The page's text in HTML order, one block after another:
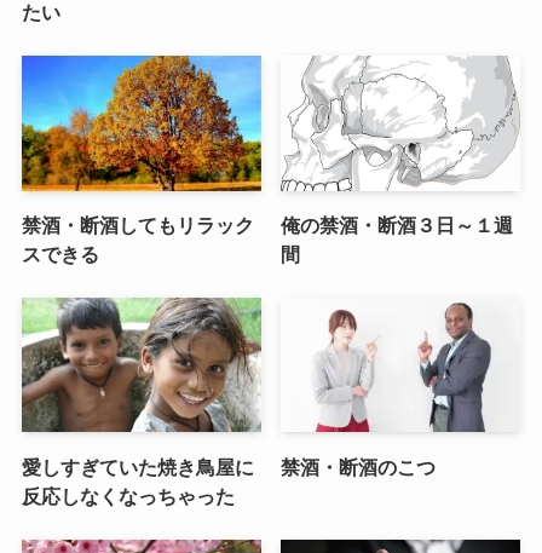
たい
禁酒・断酒してもリラック
スできる
俺の禁酒・断酒３日～１週
間
愛しすぎていた焼き鳥屋に
反応しなくなっちゃった
禁酒・断酒のこつ